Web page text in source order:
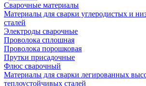
Сварочные материалы
Материалы для сварки углеродистых и
сталей
Электроды сварочные
Проволока сплошная
Проволока порошковая
Прутки присадочные
Флюс сварочный
Материалы для сварки легированных
теплоустойчивых сталей